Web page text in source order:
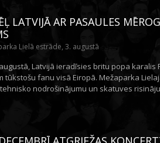
LATVIJĀ AR PASAULES
Lielā estrāde, 3. augustā
Latvijā ieradīsies britu popa karalis
tūkstošu fanu visā Eiropā. Mežaparka
nodrošinājumu un skatuves